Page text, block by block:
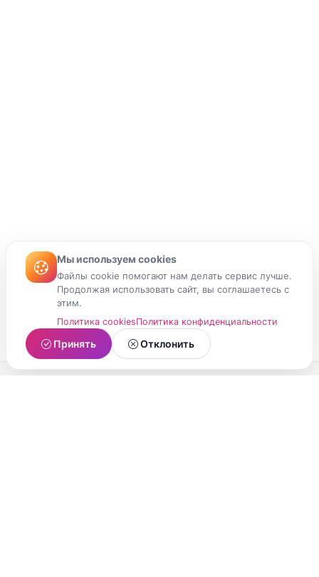
Мы используем cookies
Файлы cookie помогают нам делать сервис лучше.
Продолжая использовать сайт, вы соглашаетесь с
этим.
Политика cookiesПолитика конфиденциальности
Принять Отклонить